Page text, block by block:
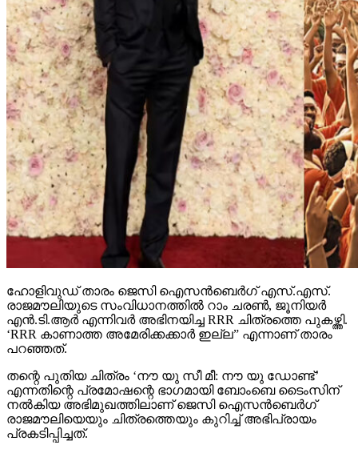
ഹോളിവുഡ് താരം ജെസി ഐസന്‍ബെര്‍ഗ് എസ്.എസ്.
രാജമൗലിയുടെ സംവിധാനത്തില്‍ റാം ചരണ്‍, ജൂനിയര്‍
എന്‍.ടി.ആര്‍ എന്നിവര്‍ അഭിനയിച്ച RRR ചിത്രത്തെ പുകഴ്ത്തി.
‘RRR കാണാത്ത അമേരിക്കക്കാര്‍ ഇല്ല” എന്നാണ് താരം
പറഞ്ഞത്.
തന്റെ പുതിയ ചിത്രം ‘നൗ യു സീ മീ: നൗ യു ഡോണ്ട്’
എന്നതിന്റെ പ്രമോഷന്റെ ഭാഗമായി ബോംബെ ടൈംസിന്
നല്‍കിയ അഭിമുഖത്തിലാണ് ജെസി ഐസന്‍ബെര്‍ഗ്
രാജമൗലിയെയും ചിത്രത്തെയും കുറിച്ച് അഭിപ്രായം
പ്രകടിപ്പിച്ചത്.